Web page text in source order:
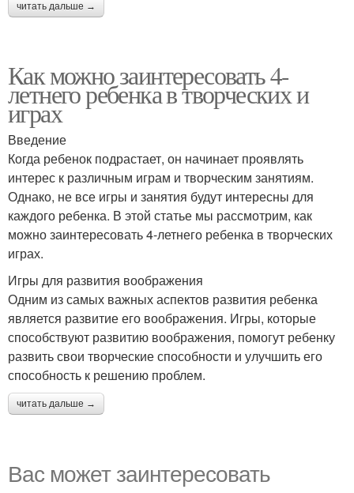
читать дальше →
Как можно заинтересовать 4-
летнего ребенка в творческих и
играх
Введение
Когда ребенок подрастает, он начинает проявлять
интерес к различным играм и творческим занятиям.
Однако, не все игры и занятия будут интересны для
каждого ребенка. В этой статье мы рассмотрим, как
можно заинтересовать 4-летнего ребенка в творческих
играх.
Игры для развития воображения
Одним из самых важных аспектов развития ребенка
является развитие его воображения. Игры, которые
способствуют развитию воображения, помогут ребенку
развить свои творческие способности и улучшить его
способность к решению проблем.
читать дальше →
Вас может заинтересовать